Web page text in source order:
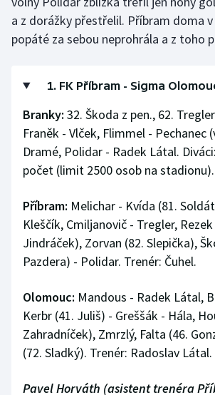
a z dorážky přestřelil. Příbram doma
popáté za sebou neprohrála a z toho
1. FK Příbram - Sigma
Branky: 32. Škoda z pen., 62.
Franěk - Vlček, Flimmel - Pechanec
Dramé, Polidar - Radek Látal.
počet (limit 2500 osob na stadionu).
Příbram: Melichar - Kvída (81.
Kleščík, Cmiljanovič - Tregler,
Jindráček), Zorvan (82. Slepička),
Pazdera) - Polidar. Trenér: Čuhel.
Olomouc: Mandous - Radek Látal,
Kerbr (41. Juliš) - Greššák - Hála,
Zahradníček), Zmrzlý, Falta (46.
(72. Sladký). Trenér: Radoslav Látal.
Pavel Horváth (asistent trenéra